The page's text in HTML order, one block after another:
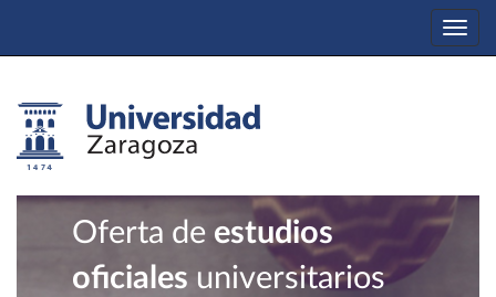
Oferta de estudios
oficiales universitarios